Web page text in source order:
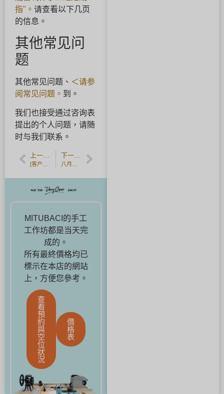
指"。 请查看以下几页
的信息。
其他常见问
题
其他常见问题、 ＜请参
阅常见问题。 到。
我们也接受通过咨询表
提出的个人问题，请随
时与我们联系。
MITUBACI的手工
工作坊都是当天完
成的。
所有最終價格均已
標示在本店的網站
上，方便您參考。
查
看
預
約
與
空
位
狀
況
價
格
表